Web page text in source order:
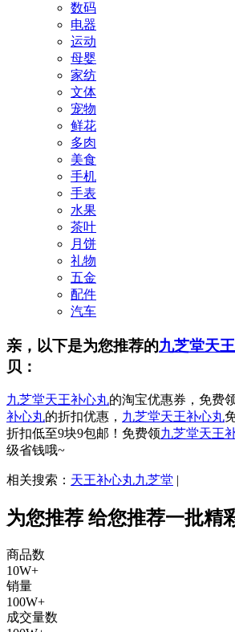
数码
电器
运动
母婴
家纺
文体
宠物
鲜花
多肉
美食
手机
手表
水果
茶叶
月饼
礼物
五金
配件
汽车
亲，以下是为您推荐的九芝堂天
贝：
九芝堂天王补心丸的淘宝优惠券，免费
补心丸的折扣优惠， 九芝堂天王补心丸
折扣低至9块9包邮！免费领九芝堂天王
级省钱哦~
相关搜索： 天王补心丸九芝堂 |
为您推荐 给您推荐一批精
商品数
10W+
销量
100W+
成交量数